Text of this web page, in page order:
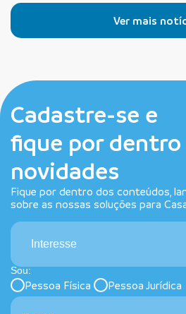
Ver mais
Cadastre-se e
fique por dentro
novidades
Fique por dentro dos conteúdos,
sobre as nossas soluções para
Interesse
Sou:
Pessoa Física Pessoa Jurídica